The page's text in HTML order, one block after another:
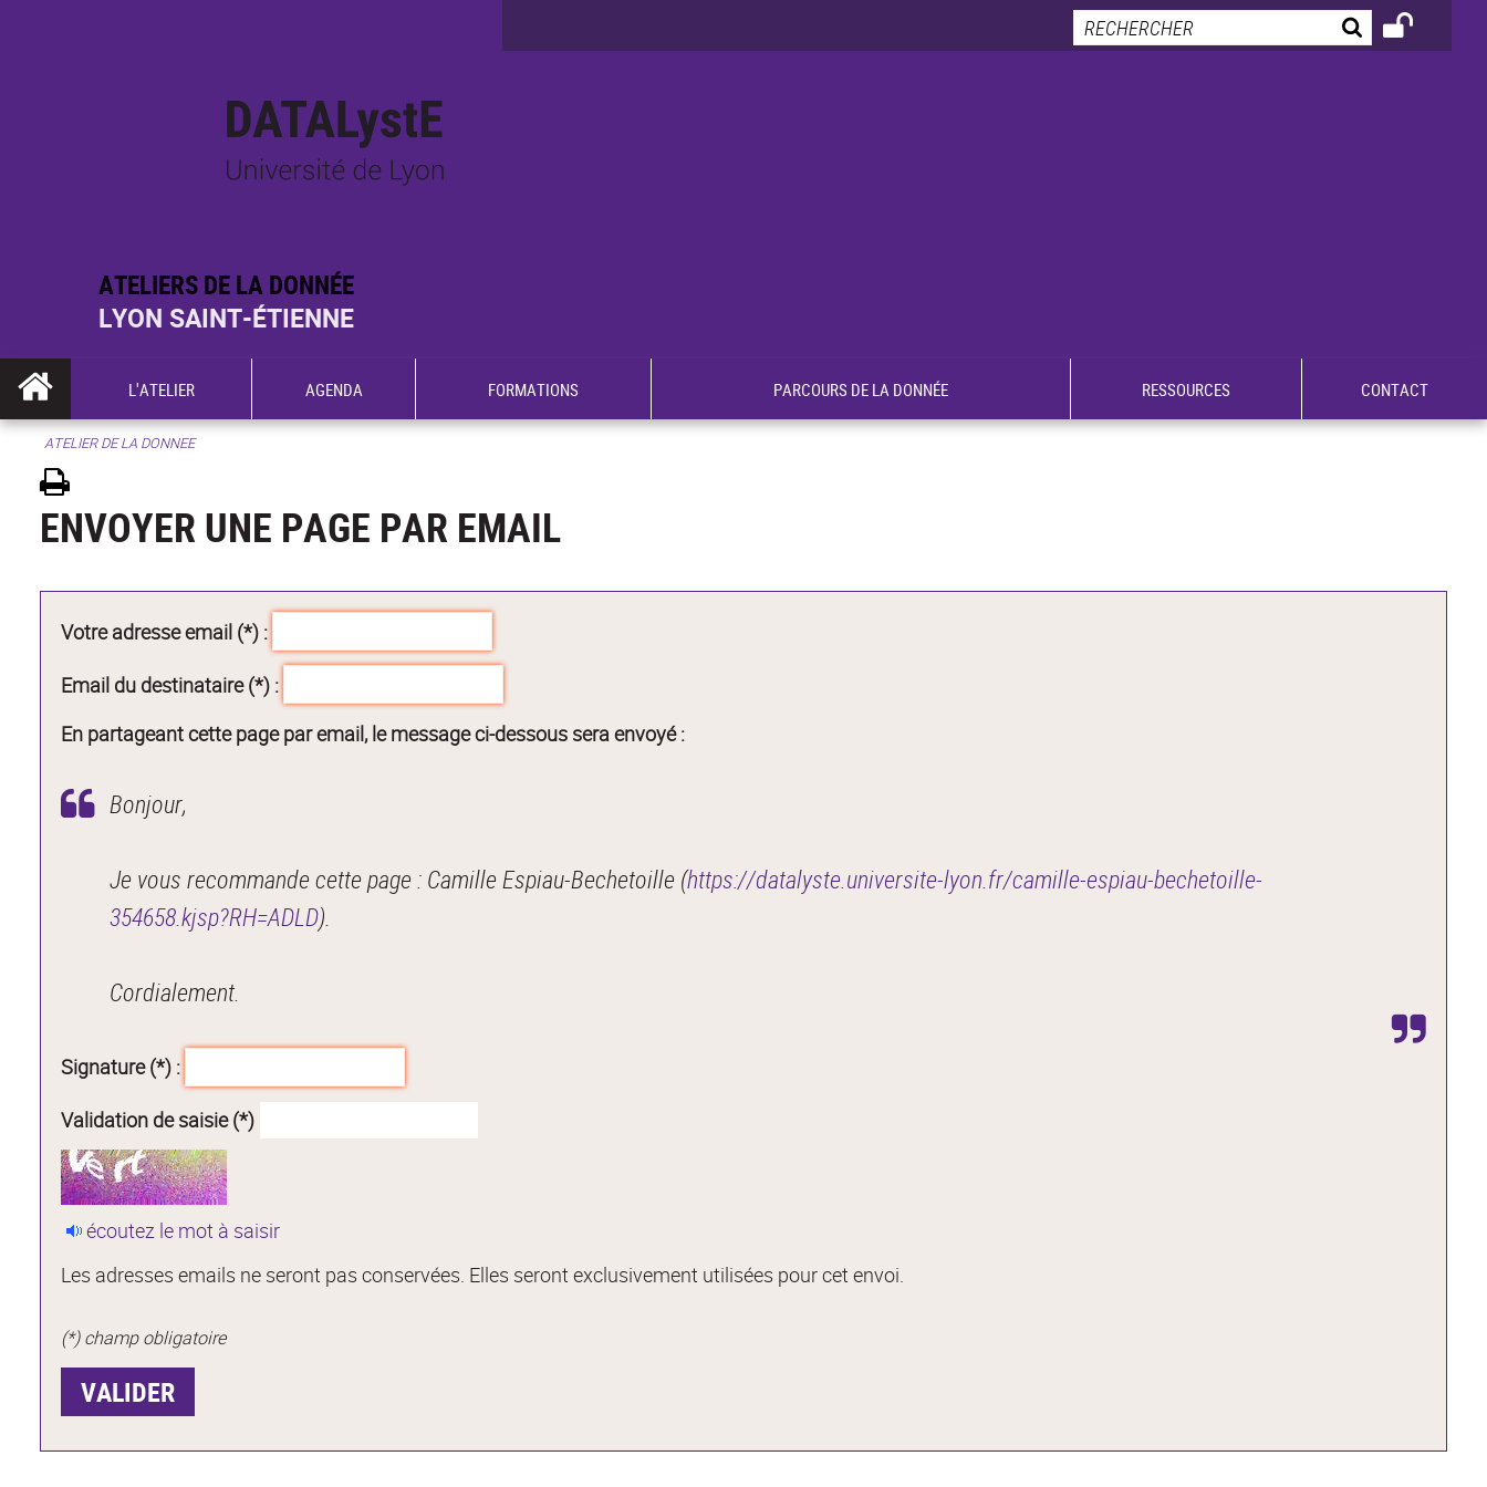
ATELIERS DE LA DONNÉE
LYON SAINT-ÉTIENNE
L'ATELIER AGENDA FORMATIONS PARCOURS DE LA DONNÉE RESSOURCES CONTACT
ATELIER DE LA DONNEE
ENVOYER UNE PAGE PAR EMAIL
Votre adresse email (*) :
Email du destinataire (*) :
En partageant cette page par email, le message ci-dessous sera envoyé :
Bonjour,
Je vous recommande cette page : Camille Espiau-Bechetoille (https://datalyste.universite-lyon.fr/camille-espiau-bechetoille-
354658.kjsp?RH=ADLD).
Cordialement.
Signature (*) :
Validation de saisie (*)
écoutez le mot à saisir
Les adresses emails ne seront pas conservées. Elles seront exclusivement utilisées pour cet envoi.
(*) champ obligatoire